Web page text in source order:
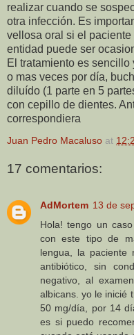
realizar cuando se
otra infección. Es
vellosa oral si el
entidad puede ser
El tratamiento es
o mas veces por día,
diluído (1 parte en 5
con cepillo de dientes.
correspondiera
Juan Pedro Macaluso at
17 comentarios:
AdMortem 13 de
Hola! tengo un
con este tipo de
lengua, la paciente
antibiótico, sin
negativo, al
albicans. yo le inicié
50 mg/día, por 14
es si puedo